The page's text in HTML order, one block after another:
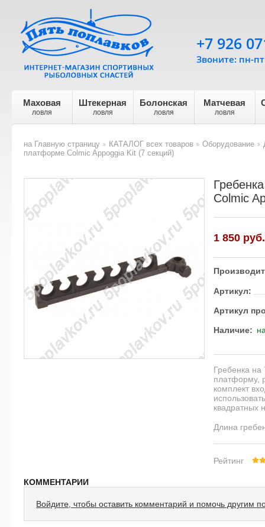
Маховая
ловля
Штекерная
ловля
Болонская
ловля
Матчевая
ловля
+7 926
Звоните: пн-
на Главную страницу
>
КАТАЛОГ всех товаров
Оборудование
платформе Colmic Appoggia Kit (7 секций)
Colmic
1 850 руб.
Артикул:
Артикул
Наличие:
Гребенка
платформу,
комплект
квадратных
Длина
Рейтинг
КОММЕНТАРИИ
Войдите, чтобы оставить комментарий и помочь другим